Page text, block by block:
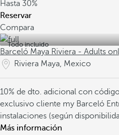
Hasta 30%
Reservar
Compara
Todo incluido
Barceló Maya Riviera - Adults
Riviera Maya, Mexico
10% de dto. adicional con
exclusivo cliente my Barceló
instalaciones (según
Más información